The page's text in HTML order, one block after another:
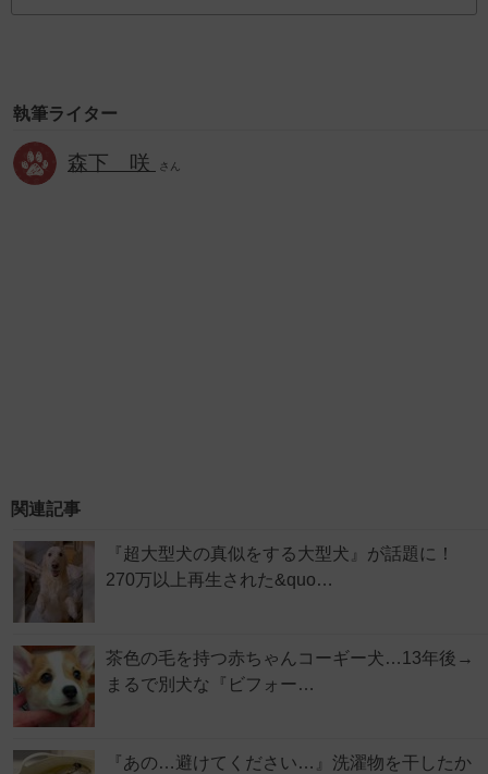
執筆ライター
森下 咲 さん
関連記事
『超大型犬の真似をする大型犬』が話題に！
270万以上再生された&quo…
茶色の毛を持つ赤ちゃんコーギー犬…13年後→
まるで別犬な『ビフォー…
『あの…避けてください…』洗濯物を干したか